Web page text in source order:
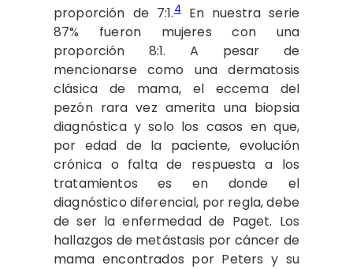
proporción de 7:1.4En nuestra serie
87% fueron mujeres con una
proporción 8:1. A pesar de
mencionarse como una dermatosis
clásica de mama, el eccema del
pezón rara vez amerita una biopsia
diagnóstica y solo los casos en que,
por edad de la paciente, evolución
crónica o falta de respuesta a los
tratamientos es en donde el
diagnóstico diferencial, por regla, debe
de ser la enfermedad de Paget. Los
hallazgos de metástasis por cáncer de
mama encontrados por Peters y su